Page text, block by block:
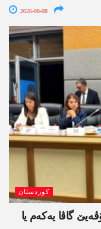
2026-08-08
کوردستان
گاڤا یەکەم یا